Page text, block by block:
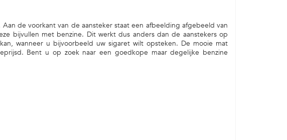
de voorkant van de aansteker staat een afbeelding afgebeeld van
bijvullen met benzine. Dit werkt dus anders dan de aanstekers op
wanneer u bijvoorbeeld uw sigaret wilt opsteken. De mooie mat
Bent u op zoek naar een goedkope maar degelijke benzine